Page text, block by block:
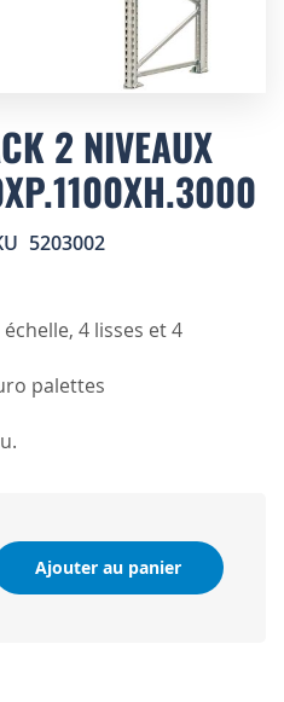
2 NIVEAUX
5203002
4 lisses et 4
palettes
Ajouter au panier